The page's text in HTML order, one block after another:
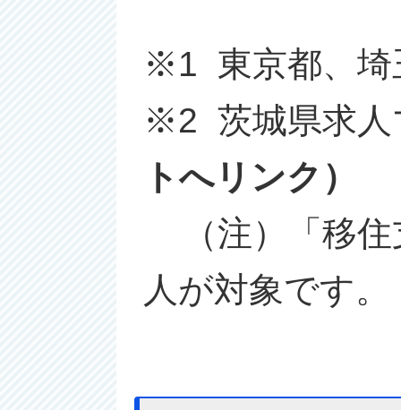
※1 東京都、埼
※2 茨城県求人
トへリンク）
（注）「移住
人が対象です。